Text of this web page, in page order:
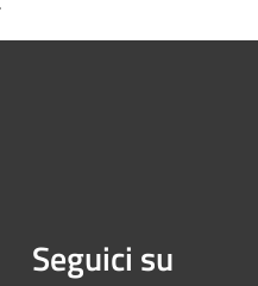
Seguici su